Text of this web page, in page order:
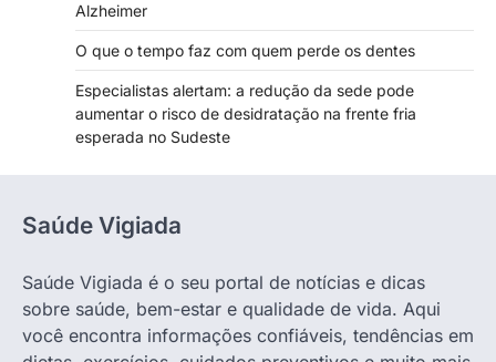
Alzheimer
O que o tempo faz com quem perde os dentes
Especialistas alertam: a redução da sede pode
aumentar o risco de desidratação na frente fria
esperada no Sudeste
Saúde Vigiada
Saúde Vigiada é o seu portal de notícias e dicas
sobre saúde, bem-estar e qualidade de vida. Aqui
você encontra informações confiáveis, tendências em